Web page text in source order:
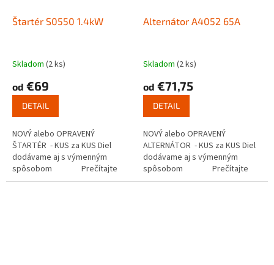
Štartér S0550 1.4kW
Skladom (2 ks)
od €69
DETAIL
NOVÝ alebo OPRAVENÝ
ŠTARTÉR - KUS za KUS Diel
dodávame aj s výmenným
spôsobom Prečítajte
si ako funguje...
Alternátor A4052 65A
Skladom (2 ks)
od €71,75
DETAIL
NOVÝ alebo OPRAVENÝ
ALTERNÁTOR - KUS za KUS Diel
dodávame aj s výmenným
spôsobom Prečítajte
si ako...